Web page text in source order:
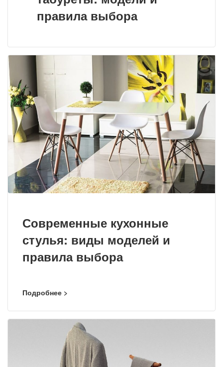
правила выбора
Современные кухонные
стулья: виды моделей и
правила выбора
Подробнее >